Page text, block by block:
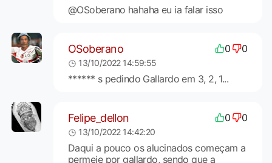
@OSoberano hahaha eu ia falar isso
OSoberano 0 0
13/10/2022 14:59:55
****** s pedindo Gallardo em 3, 2, 1...
Felipe_dellon 0 0
13/10/2022 14:42:20
Daqui a pouco os alucinados começam a
permeie por gallardo, sendo que a